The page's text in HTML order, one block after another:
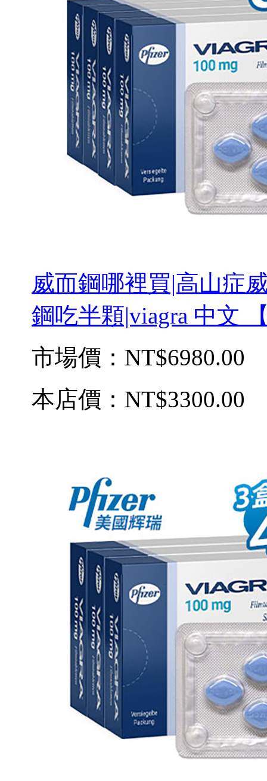
威而鋼哪裡買|高山症
鋼吃半顆|viagra 中文
市場價： NT$6980.00
本店價： NT$3300.00